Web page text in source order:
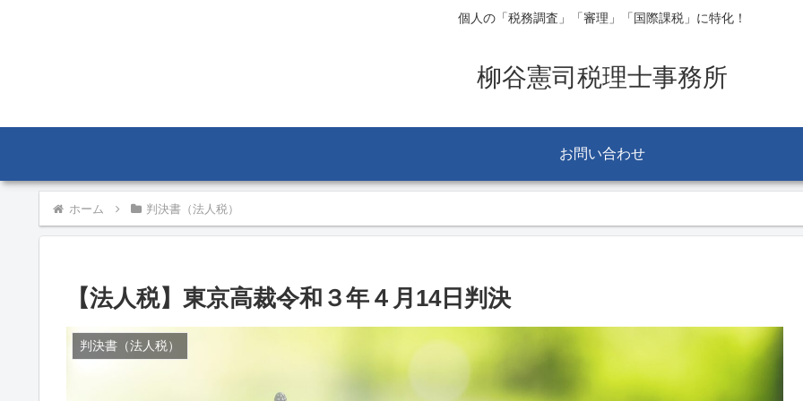
個人の「税務調査」「審理」「国際課税」に特化！
柳谷憲司税理士事務所
お問い合わせ
ホーム 判決書（法人税）
【法人税】東京高裁令和３年４月14日判決
判決書（法人税）